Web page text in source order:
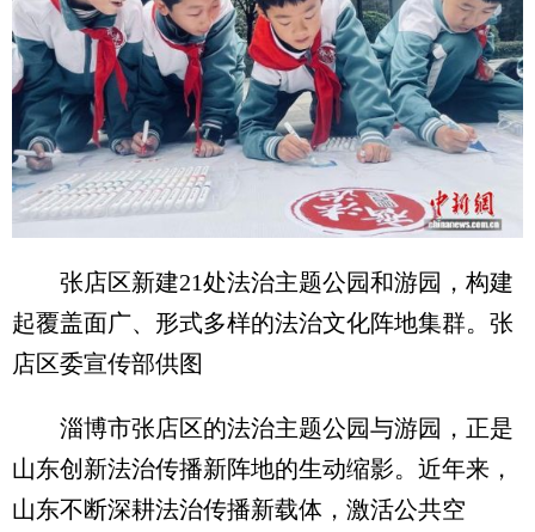
张店区新建21处法治主题公园和游园，构建
起覆盖面广、形式多样的法治文化阵地集群。张
店区委宣传部供图
淄博市张店区的法治主题公园与游园，正是
山东创新法治传播新阵地的生动缩影。近年来，
山东不断深耕法治传播新载体，激活公共空